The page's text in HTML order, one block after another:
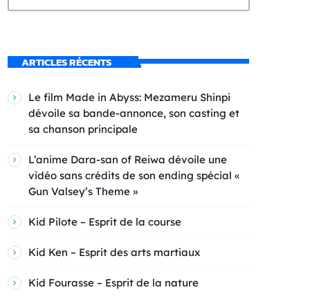
ARTICLES RÉCENTS
Le film Made in Abyss: Mezameru Shinpi
dévoile sa bande-annonce, son casting et
sa chanson principale
L’anime Dara-san of Reiwa dévoile une
vidéo sans crédits de son ending spécial «
Gun Valsey’s Theme »
Kid Pilote – Esprit de la course
Kid Ken – Esprit des arts martiaux
Kid Fourasse – Esprit de la nature